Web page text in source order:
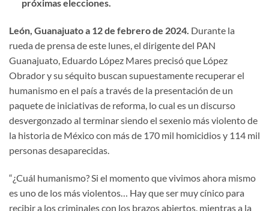
próximas elecciones.
León, Guanajuato a 12 de febrero de 2024. Durante la
rueda de prensa de este lunes, el dirigente del PAN
Guanajuato, Eduardo López Mares precisó que López
Obrador y su séquito buscan supuestamente recuperar el
humanismo en el país a través de la presentación de un
paquete de iniciativas de reforma, lo cual es un discurso
desvergonzado al terminar siendo el sexenio más violento de
la historia de México con más de 170 mil homicidios y 114 mil
personas desaparecidas.
“¿Cuál humanismo? Si el momento que vivimos ahora mismo
es uno de los más violentos… Hay que ser muy cínico para
recibir a los criminales con los brazos abiertos, mientras a la